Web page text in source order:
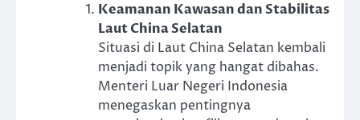
Keamanan Kawasan dan Stabilitas
Laut China Selatan
Situasi di Laut China Selatan kembali
menjadi topik yang hangat dibahas.
Menteri Luar Negeri Indonesia
menegaskan pentingnya